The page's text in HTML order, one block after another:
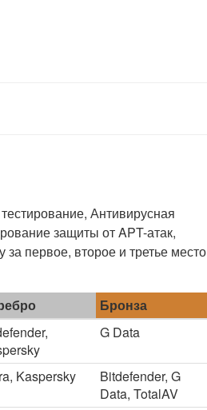
Антивирусная
защиты от APT-атак,
первое, второе и третье место
Бронза
G Data
Kaspersky
Bitdefender, G
Data, TotalAV